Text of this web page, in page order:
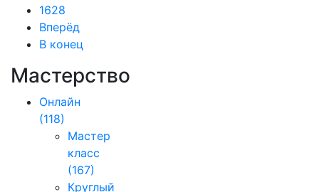
1628
Вперёд
В конец
Мастерство
Онлайн
(118)
Мастер
класс
(167)
Круглый